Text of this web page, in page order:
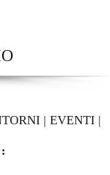
| EVENTI |